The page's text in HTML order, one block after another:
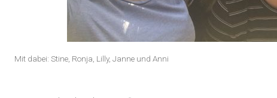
Mit dabei: Stine, Ronja, Lilly, Janne und Anni